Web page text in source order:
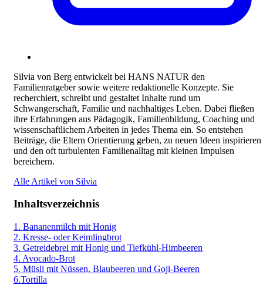
Silvia von Berg entwickelt bei HANS NATUR den
Familienratgeber sowie weitere redaktionelle Konzepte. Sie
recherchiert, schreibt und gestaltet Inhalte rund um
Schwangerschaft, Familie und nachhaltiges Leben. Dabei fließen
ihre Erfahrungen aus Pädagogik, Familienbildung, Coaching und
wissenschaftlichem Arbeiten in jedes Thema ein. So entstehen
Beiträge, die Eltern Orientierung geben, zu neuen Ideen inspirieren
und den oft turbulenten Familienalltag mit kleinen Impulsen
bereichern.
Alle Artikel von Silvia
Inhaltsverzeichnis
1. Bananenmilch mit Honig
2. Kresse- oder Keimlingbrot
3. Getreidebrei mit Honig und Tiefkühl-Himbeeren
4. Avocado-Brot
5. Müsli mit Nüssen, Blaubeeren und Goji-Beeren
6.Tortilla